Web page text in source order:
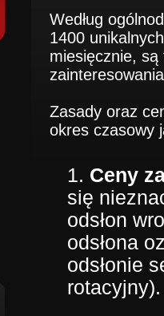
Według
1400
miesięcznie, są
Zasady oraz
okres czasowy
1. Ceny
się
odsłon
odsłona
odsłonie
rotacyjny).